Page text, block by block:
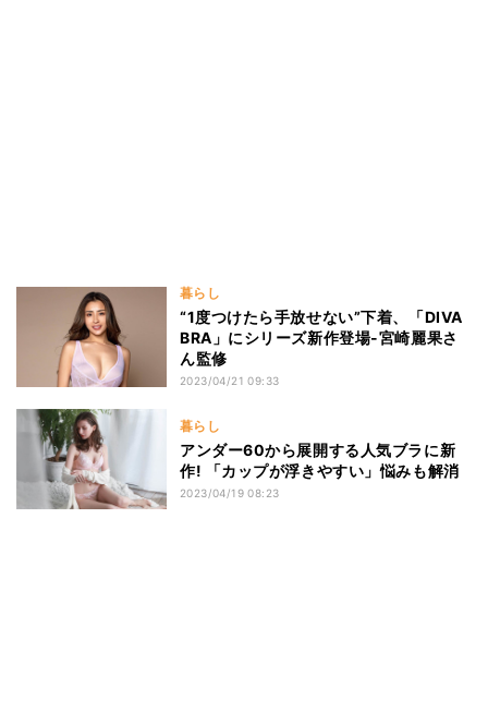
暮らし
“1度つけたら手放せない”下着、「DIVA
BRA」にシリーズ新作登場-宮崎麗果さ
ん監修
2023/04/21 09:33
暮らし
アンダー60から展開する人気ブラに新
作! 「カップが浮きやすい」悩みも解消
2023/04/19 08:23